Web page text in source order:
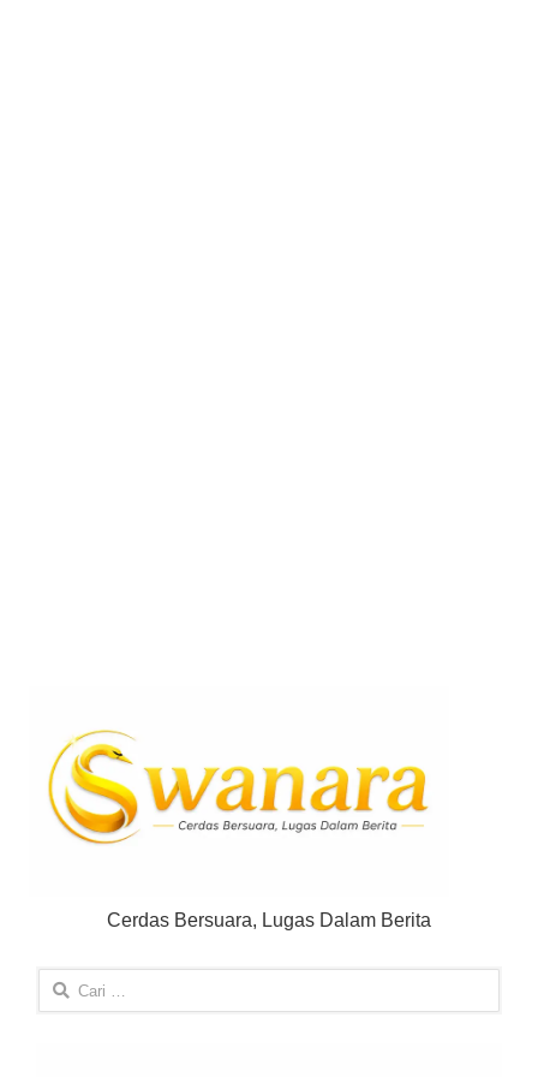
Cerdas Bersuara, Lugas Dalam Berita
Cari